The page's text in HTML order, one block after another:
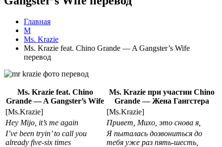
Главная
M
Ms. Krazie
Ms. Krazie feat. Chino Grande — A Gangster’s Wife
перевод
Ms. Krazie feat. Chino
Grande — A Gangster’s Wife
Ms. Krazie при участии Chino
Grande — Жена Гангстера
[Ms.Krazie]
[Ms.Krazie]
Hey Mijo, it’s me again
Привет, Михо, это снова я,
I’ve been tryin’ to call you
already five-six times
Я пыталась дозвониться до
тебя уже раз пять-шесть,